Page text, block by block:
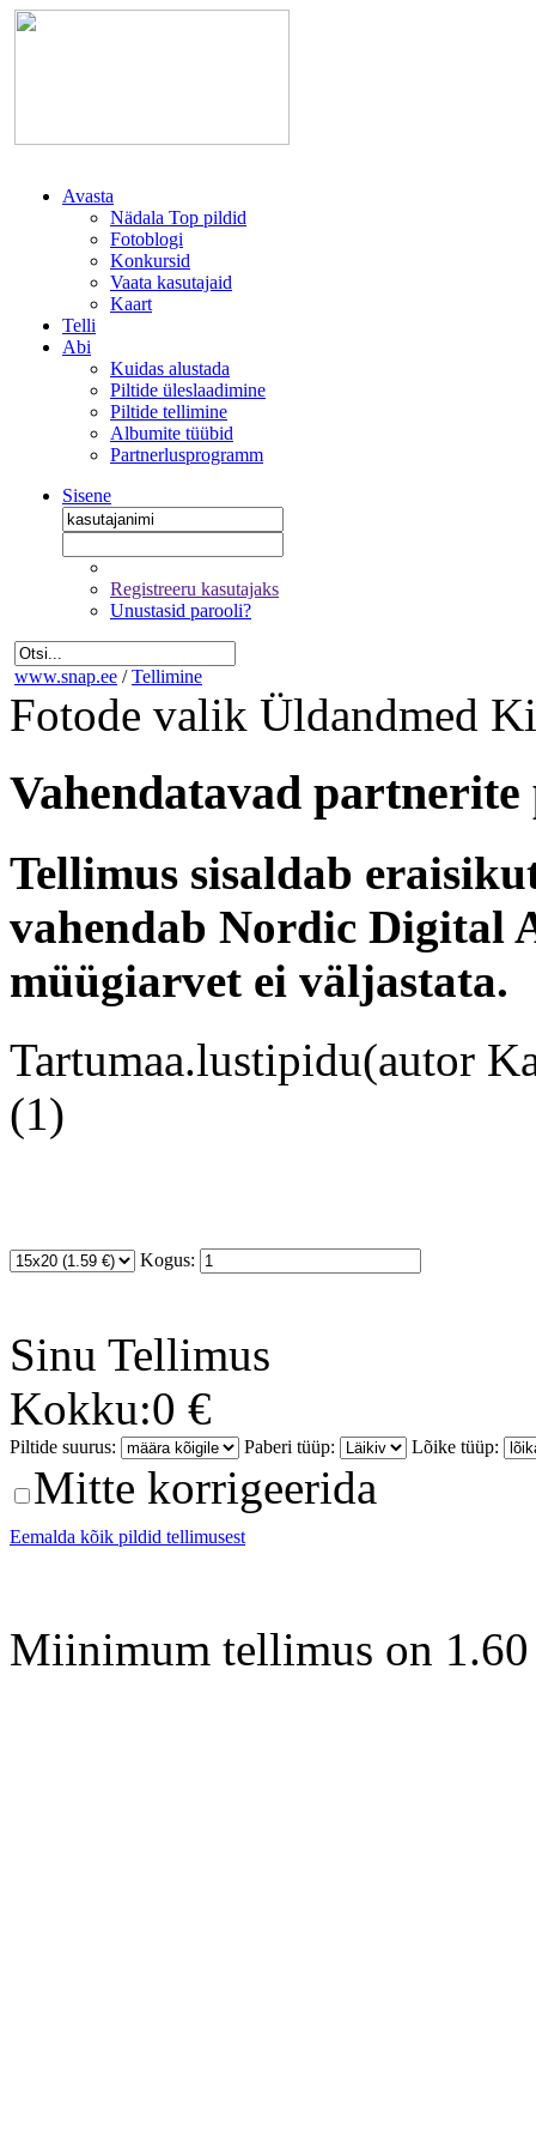
Avasta
Nädala Top pildid
Fotoblogi
Konkursid
Vaata kasutajaid
Kaart
Telli
Abi
Kuidas alustada
Piltide üleslaadimine
Piltide tellimine
Albumite tüübid
Partnerlusprogramm
Sisene
Registreeru kasutajaks
Unustasid parooli?
www.snap.ee / Tellimine
Fotode valik Üldandmed
Vahendatavad
Tellimus sisaldab
vahendab Nordic Digital
müügiarvet ei väljastata.
Tartumaa.lustipidu(autor
(1)
Kogus:
Sinu Tellimus
Kokku:0 €
Piltide suurus: Paberi tüüp: Lõike tüüp:
Mitte korrigeerida
Eemalda kõik pildid tellimusest
Miinimum tellimus on